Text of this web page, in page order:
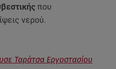
που
νερού.
Ταράτσα Εργοστασίου